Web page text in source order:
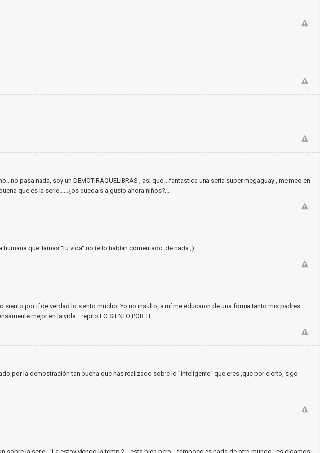
pasa nada, soy un DEMOTIRAQUELIBRAS , asi que....fantastica una seria super megaguay , me meo en
que es la serie......¿os quedais a gusto ahora niños?....
que llamas "tu vida" no te lo habían comentado ,de nada ;)
siento por tí de verdad lo siento mucho .Yo no insulto, a mí me educaron de una forma tanto mis padres
mejor en la vida ...repito LO SIENTO POR TI,
por la demostración tan buena que has realizado sobre lo "inteligente" que eres ,que por cierto, sigo
sobre la serie..."La estoy viendo la temp.2 ...esta bien pero....tampoco es nada de otro mundo , es digamos